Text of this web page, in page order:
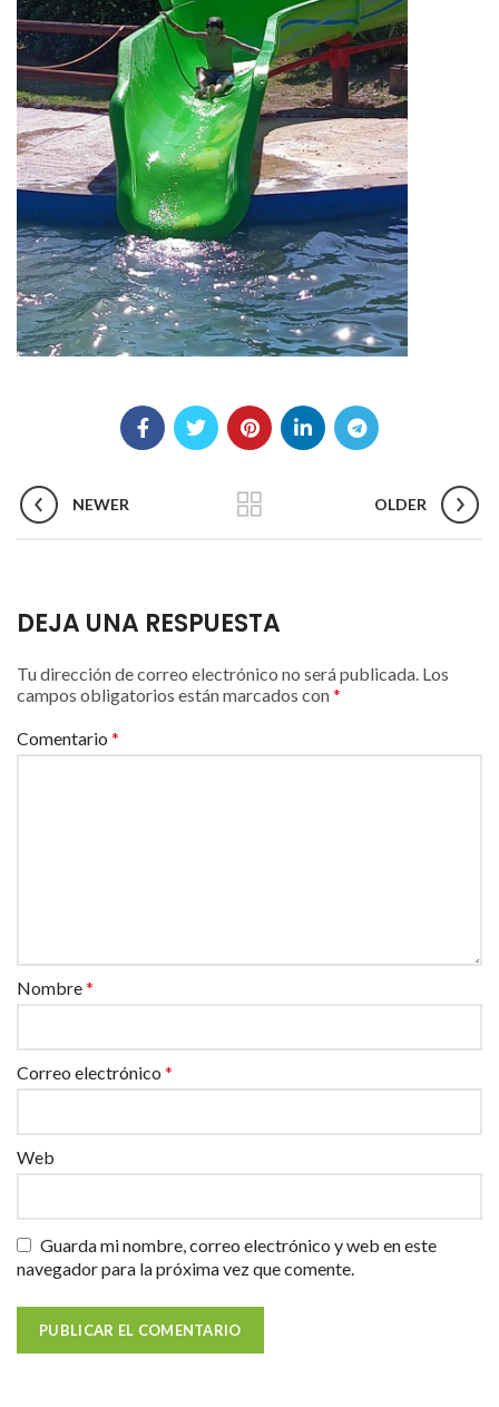
NEWER OLDER
DEJA UNA RESPUESTA
Tu dirección de correo electrónico no será publicada. Los
campos obligatorios están marcados con*
Comentario *
Nombre*
Correo electrónico *
Web
Guarda mi nombre, correo electrónico y web en este
navegador para la próxima vez que comente.